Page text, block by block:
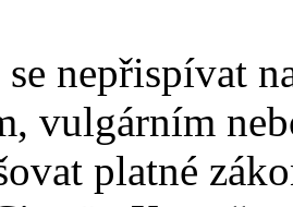
se nepřispívat
vulgárním
platné